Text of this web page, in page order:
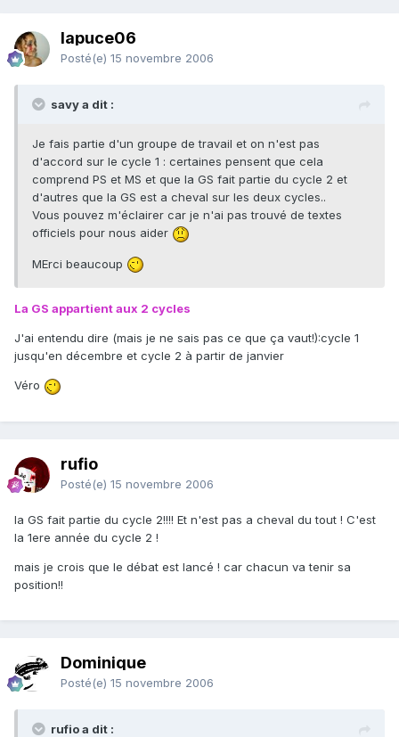
lapuce06
Posté(e) 15 novembre 2006
savy a dit :
Je fais partie d'un groupe de travail et on n'est pas
d'accord sur le cycle 1 : certaines pensent que cela
comprend PS et MS et que la GS fait partie du cycle 2 et
d'autres que la GS est a cheval sur les deux cycles..
Vous pouvez m'éclairer car je n'ai pas trouvé de textes
officiels pour nous aider
MErci beaucoup
La GS appartient aux 2 cycles
J'ai entendu dire (mais je ne sais pas ce que ça vaut!):cycle 1
jusqu'en décembre et cycle 2 à partir de janvier
Véro
rufio
Posté(e) 15 novembre 2006
la GS fait partie du cycle 2!!!! Et n'est pas a cheval du tout ! C'est
la 1ere année du cycle 2 !
mais je crois que le débat est lancé ! car chacun va tenir sa
position!!
Dominique
Posté(e) 15 novembre 2006
rufio a dit :